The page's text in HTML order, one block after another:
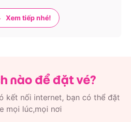
Xem tiếp nhé!
nào để đặt vé?
kết nối internet, bạn có thể đặt
mọi lúc,mọi nơi